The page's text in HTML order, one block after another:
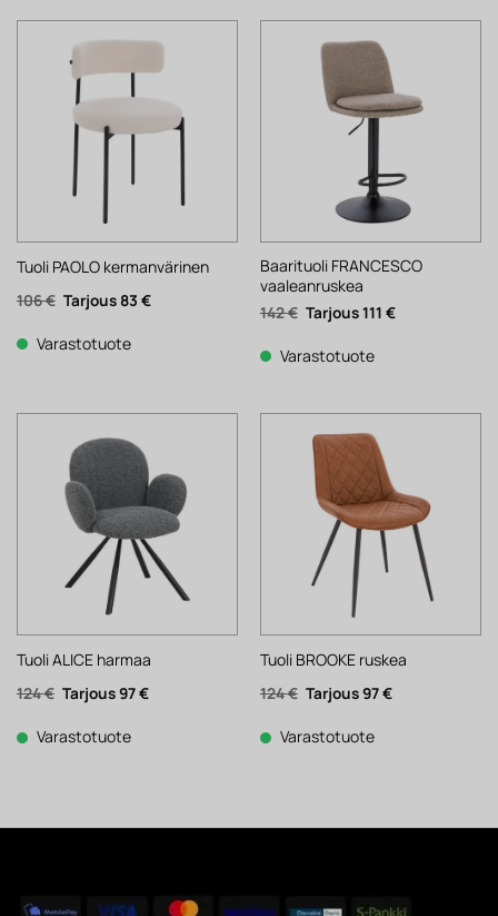
Tuoli PAOLO kermanvärinen
106€ Alkuperäinen
hinta
106 €.
83 €Nykyinen
Varastotuote
Baarituoli FRANCESCO
vaaleanruskea
142€ Alkuperäinen
hinta
142 €.
111 €Nykyinen
Varastotuote
Tuoli ALICE harmaa
124€ Alkuperäinen
hinta
124 €.
97€Nykyinen
Varastotuote
Tuoli BROOKE ruskea
124€ Alkuperäinen
hinta
124 €.
97€Nykyinen
Varastotuote